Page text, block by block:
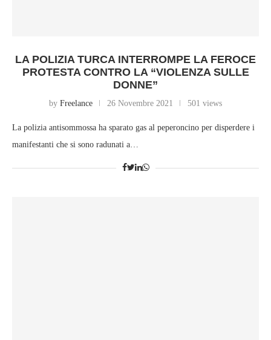
LA POLIZIA TURCA INTERROMPE LA FEROCE
PROTESTA CONTRO LA “VIOLENZA SULLE
DONNE”
by Freelance 26 Novembre 2021 501 views
La polizia antisommossa ha sparato gas al peperoncino per disperdere i
manifestanti che si sono radunati a…